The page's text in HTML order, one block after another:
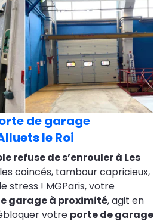
de garage
le Roi
refuse de s’enrouler à Les
coincés, tambour capricieux,
stress ! MGParis, votre
garage à proximité, agit en
votre porte de garage